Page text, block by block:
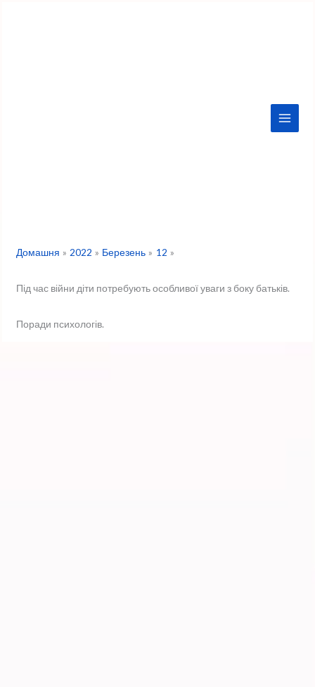
Домашня 2022 Березень 12
Під час війни діти потребують особливої уваги з боку батьків.
Поради психологів.